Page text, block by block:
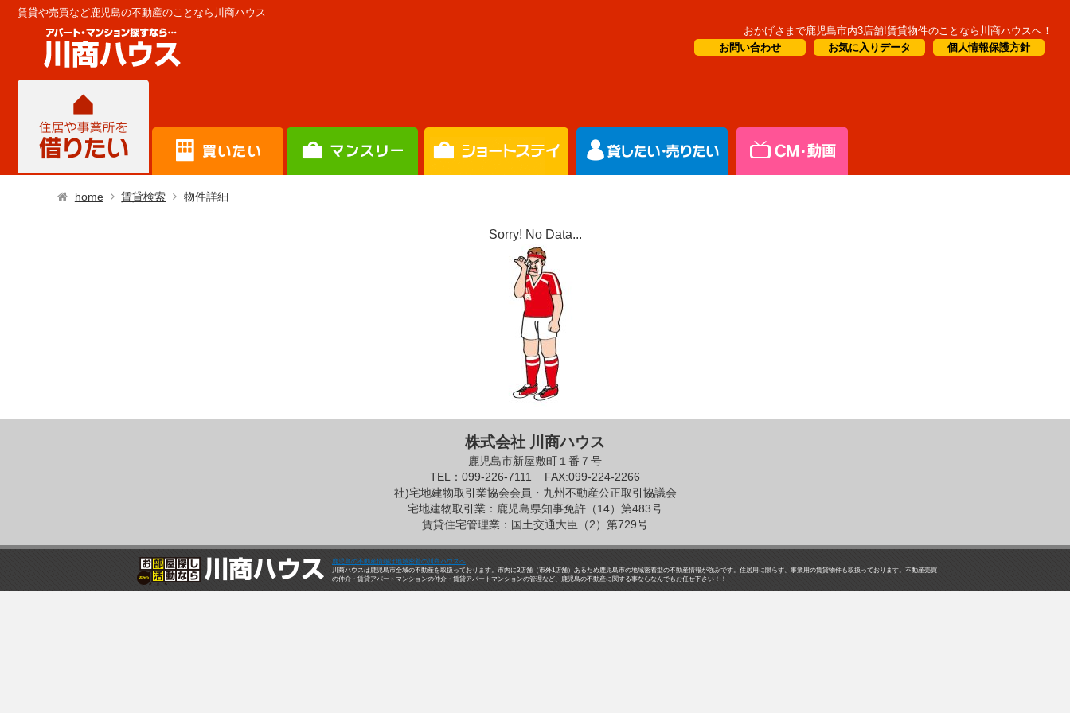
賃貸や売買など鹿児島の不動産のことなら川商ハウス
おかげさまで鹿児島市内3店舗!賃貸物件のことなら川商ハウスへ！
個人情報保護方針
お気に入りデータ
お問い合わせ
home 賃貸検索 物件詳細
Sorry! No Data...
株式会社 川商ハウス
鹿児島市新屋敷町１番７号
TEL：099-226-7111
FAX:099-224-2266
社)宅地建物取引業協会会員・九州不動産公正取引協議会
宅地建物取引業：鹿児島県知事免許（14）第483号
賃貸住宅管理業：国土交通大臣（2）第729号
鹿児島の不動産情報は地域密着の川商ハウスへ
川商ハウスは鹿児島市全域の不動産を取扱っております。市内に3店舗（市外1店舗）あるため鹿児島市の地域密着型の不動産情報が強みです。住居用に限らず、事業用の賃貸物件も取扱っております。不動産売買
の仲介・賃貸アパートマンションの仲介・賃貸アパートマンションの管理など、鹿児島の不動産に関する事ならなんでもお任せ下さい！！